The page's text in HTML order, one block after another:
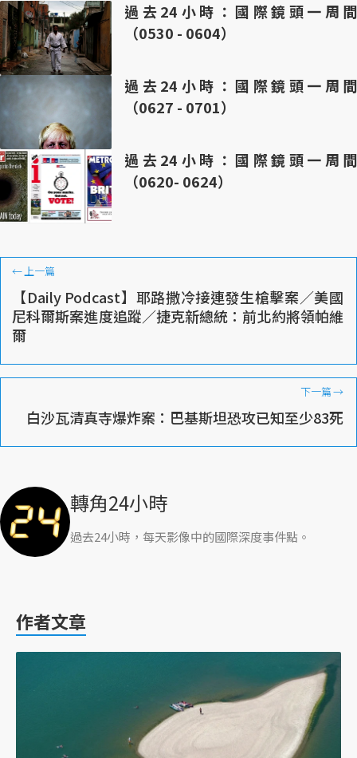
過去24小時：國際鏡頭一周間
（0530 - 0604）
過去24小時：國際鏡頭一周間
（0627 - 0701）
過去24小時：國際鏡頭一周間
（0620- 0624）
←上一篇
【Daily Podcast】耶路撒冷接連發生槍擊案／美國
尼科爾斯案進度追蹤／捷克新總統：前北約將領帕維
爾
下一篇→
白沙瓦清真寺爆炸案：巴基斯坦恐攻已知至少83死
轉角24小時
過去24小時，每天影像中的國際深度事件點。
作者文章